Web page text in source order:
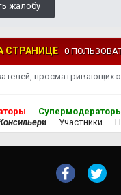
жалобу
СТРАНИЦЕ 0
просматривающих
Участники